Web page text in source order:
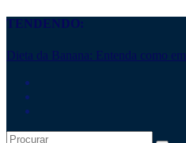
TENDENDO:
Dieta da Banana: Entenda como